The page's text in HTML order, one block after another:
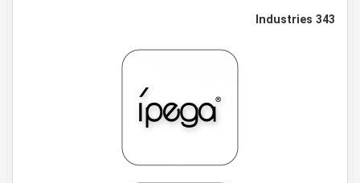
343 Industries